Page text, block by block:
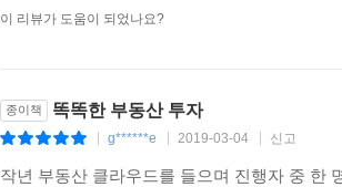
이 리뷰가 도움이 되었나요?
종이책 똑똑한 부동산 투자
g******e 2019-03-04 신고
작년 부동산 클라우드를 들으며 진행자 중 한